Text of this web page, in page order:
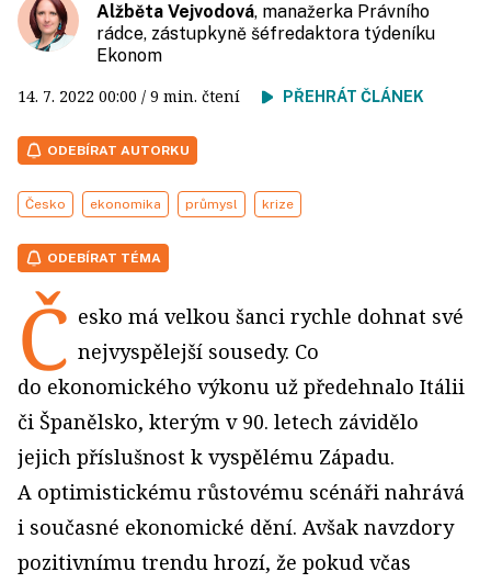
Alžběta Vejvodová, manažerka Právního
rádce, zástupkyně šéfredaktora týdeníku
Ekonom
14. 7. 2022 00:00 / 9 min. čtení PŘEHRÁT ČLÁNEK
ODEBÍRAT AUTORKU
Česko ekonomika průmysl krize
ODEBÍRAT TÉMA
Č esko má velkou šanci rychle dohnat své
nejvyspělejší sousedy. Co
do ekonomického výkonu už předehnalo Itálii
či Španělsko, kterým v 90. letech závidělo
jejich příslušnost k vyspělému Západu.
A optimistickému růstovému scénáři nahrává
i současné ekonomické dění. Avšak navzdory
pozitivnímu trendu hrozí, že pokud včas